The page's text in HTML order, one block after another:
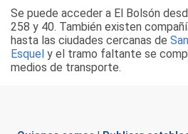
Se puede acceder a El Bolsón
258 y 40. También existen
hasta las ciudades cercanas de
Esquel y el tramo faltante se
medios de transporte.